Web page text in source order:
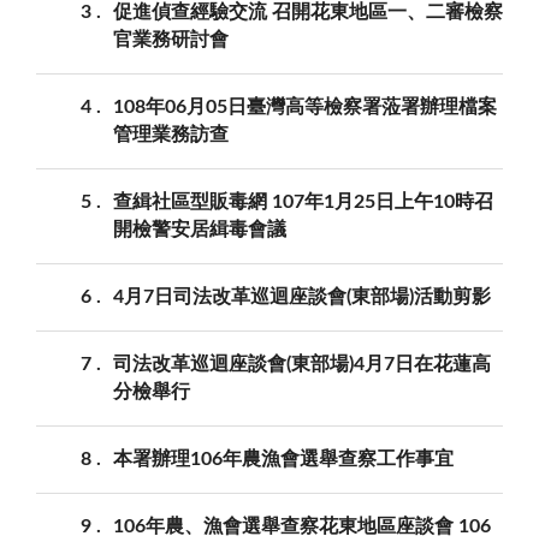
3
促進偵查經驗交流 召開花東地區一、二審檢察
官業務研討會
4
108年06月05日臺灣高等檢察署蒞署辦理檔案
管理業務訪查
5
查緝社區型販毒網 107年1月25日上午10時召
開檢警安居緝毒會議
6 4月7日司法改革巡迴座談會(東部場)活動剪影
7
司法改革巡迴座談會(東部場)4月7日在花蓮高
分檢舉行
8 本署辦理106年農漁會選舉查察工作事宜
9
106年農、漁會選舉查察花東地區座談會 106